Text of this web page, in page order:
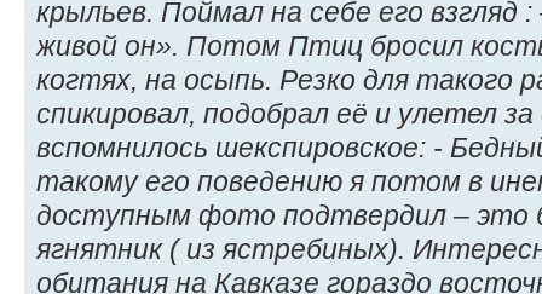
крыльев. Поймал на себе его
живой он». Потом Птиц бросил
когтях, на осыпь. Резко для такого
спикировал, подобрал её и улетел
вспомнилось шекспировское: -
такому его поведению я потом в
доступным фото подтвердил – это
ягнятник ( из ястребиных).
обитания на Кавказе гораздо